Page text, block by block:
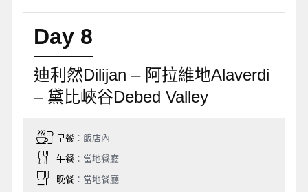
Day 8
迪利然Dilijan – 阿拉維地Alaverdi
– 黛比峽谷Debed Valley
早餐：飯店內
午餐：當地餐廳
晚餐：當地餐廳